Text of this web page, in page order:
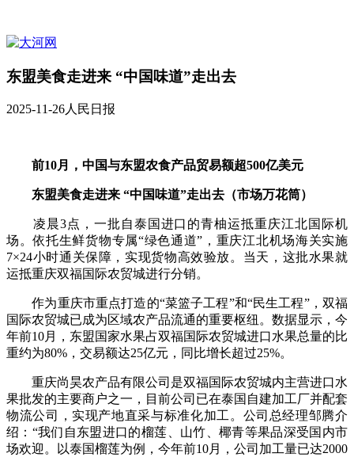
东盟美食走进来 “中国味道”走出去
2025-11-26人民日报
前10月，中国与东盟农食产品贸易额超500亿美元
东盟美食走进来 “中国味道”走出去（市场万花筒）
凌晨3点，一批自泰国进口的青柚运抵重庆江北国际机
场。依托生鲜货物专属“绿色通道”，重庆江北机场海关实施
7×24小时通关保障，实现货物高效验放。当天，这批水果就
运抵重庆双福国际农贸城进行分销。
作为重庆市重点打造的“菜篮子工程”和“民生工程”，双福
国际农贸城已成为区域农产品流通的重要枢纽。数据显示，今
年前10月，东盟国家水果占双福国际农贸城进口水果总量的比
重约为80%，交易额达25亿元，同比增长超过25%。
重庆尚昊农产品有限公司是双福国际农贸城内主营进口水
果批发的主要商户之一，目前公司已在泰国自建加工厂并配套
物流公司，实现产地直采与标准化加工。公司总经理邹腾介
绍：“我们自东盟进口的榴莲、山竹、椰青等果品深受国内市
场欢迎。以泰国榴莲为例，今年前10月，公司加工量已达2000